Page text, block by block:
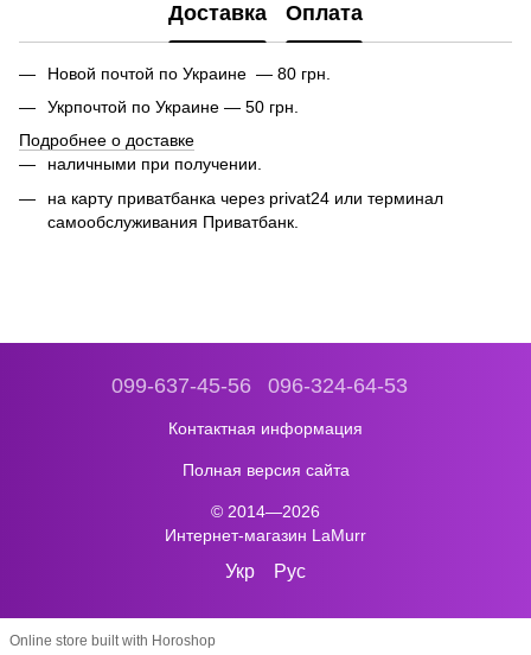
Доставка Оплата
Новой почтой по Украине — 80 грн.
Укрпочтой по Украине — 50 грн.
Подробнее о доставке
наличными при получении.
на карту приватбанка через privat24 или терминал
самообслуживания Приватбанк.
099-637-45-56 096-324-64-53
Контактная информация
Полная версия сайта
© 2014—2026
Интернет-магазин LaMurr
Укр Рус
Online store built with Horoshop